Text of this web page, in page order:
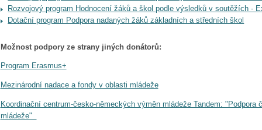
Rozvojový program Hodnocení žáků a škol podle výsledků v soutěžích -
Dotační program Podpora nadaných žáků základních a středních škol
Možnost podpory ze strany jiných donátorů:
Program Erasmus+
Mezinárodní nadace a fondy v oblasti mládeže
Koordinační centrum-česko-německých výměn mládeže Tandem: "Podpora
mládeže"